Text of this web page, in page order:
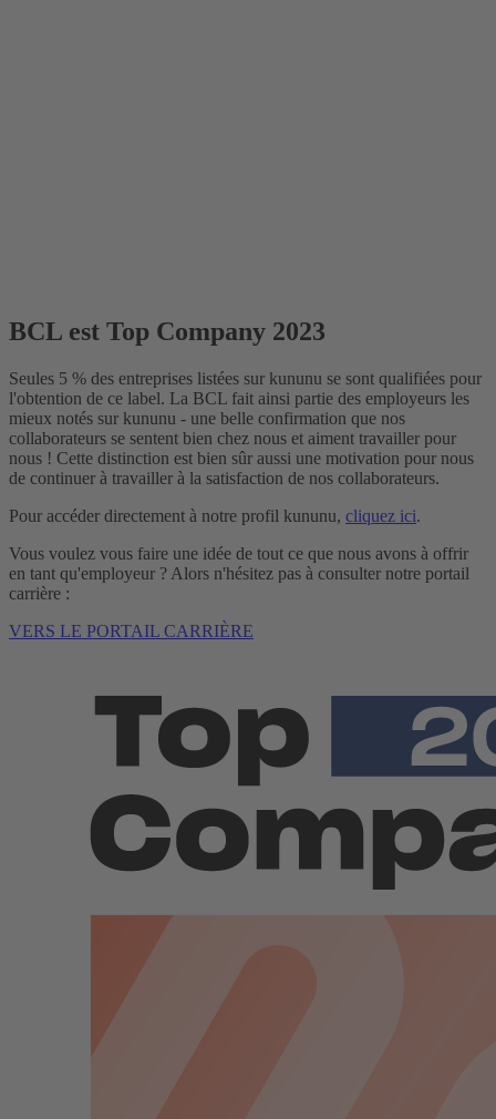
BCL est Top Company 2023
Seules 5 % des entreprises listées sur kununu se sont qualifiées pour
l'obtention de ce label. La BCL fait ainsi partie des employeurs les
mieux notés sur kununu - une belle confirmation que nos
collaborateurs se sentent bien chez nous et aiment travailler pour
nous ! Cette distinction est bien sûr aussi une motivation pour nous
de continuer à travailler à la satisfaction de nos collaborateurs.
Pour accéder directement à notre profil kununu, cliquez ici.
Vous voulez vous faire une idée de tout ce que nous avons à offrir
en tant qu'employeur ? Alors n'hésitez pas à consulter notre portail
carrière :
VERS LE PORTAIL CARRIÈRE